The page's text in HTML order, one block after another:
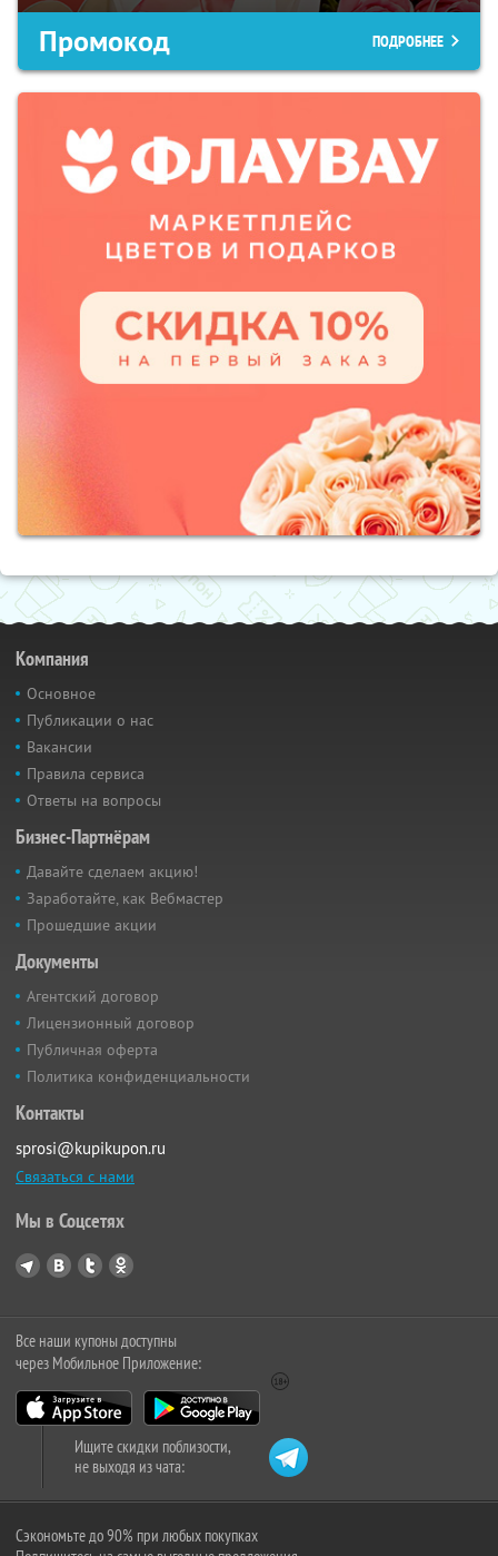
Промокод ПОДРОБНЕЕ
Компания
Основное
Публикации о нас
Вакансии
Правила сервиса
Ответы на вопросы
Бизнес-Партнёрам
Давайте сделаем акцию!
Заработайте, как Вебмастер
Прошедшие акции
Документы
Агентский договор
Лицензионный договор
Публичная оферта
Политика конфиденциальности
Контакты
sprosi@kupikupon.ru
Связаться с нами
Мы в Соцсетях
Все наши купоны доступны
через Мобильное Приложение:
Ищите скидки поблизости,
не выходя из чата:
Сэкономьте до 90% при любых покупках